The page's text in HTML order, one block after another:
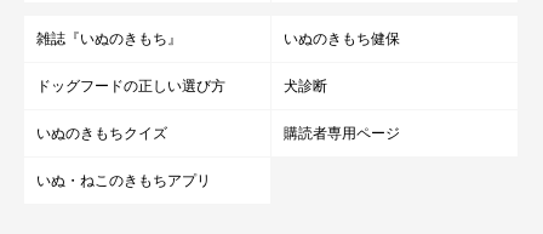
獣医師の診察を受けるなどして、炎症を起こす前にきちんとケア
してあげましょう。
雑誌『いぬのきもち』 いぬのきもち健保
ドッグフードの正しい選び方 犬診断
いぬのきもちクイズ 購読者専用ページ
いぬ・ねこのきもちアプリ